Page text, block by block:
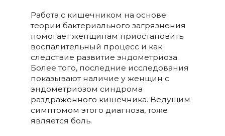
Работа с кишечником на основе
теории бактериального загрязнения
помогает женщинам приостановить
воспалительный процесс и как
следствие развитие эндометриоза.
Более того, последние исследования
показывают наличие у женщин с
эндометриозом синдрома
раздраженного кишечника. Ведущим
симптомом этого диагноза, тоже
является боль.